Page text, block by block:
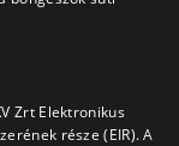
16 17
Zrt Elektronikus
része (EIR). A